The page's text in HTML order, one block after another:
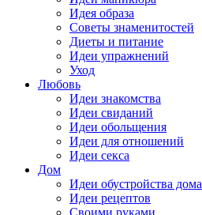
Идея образа
Советы знаменитостей
Диеты и питание
Идеи упражнений
Уход
Любовь
Идеи знакомства
Идеи свиданий
Идеи обольщения
Идеи для отношений
Идеи секса
Дом
Идеи обустройства дома
Идеи рецептов
Своими руками